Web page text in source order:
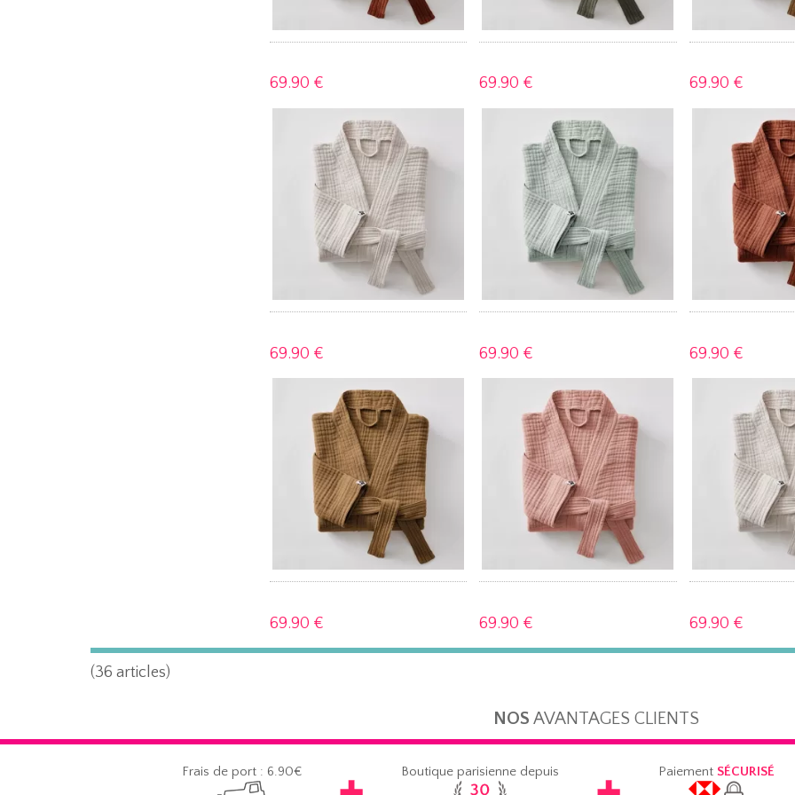
69.90 € 69.90 € 69.90 €
69.90 € 69.90 € 69.90 €
69.90 € 69.90 € 69.90 €
(36 articles)
NOS AVANTAGES CLIENTS
Frais de port : 6.90€ Boutique parisienne depuis Paiement SÉCURISÉ